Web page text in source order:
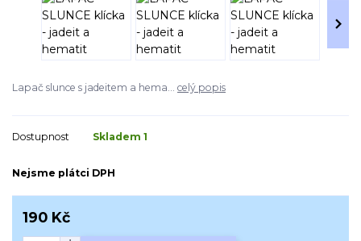
Lapač slunce s jadeitem a hema... celý popis
Dostupnost Skladem 1
Nejsme plátci DPH
190 Kč